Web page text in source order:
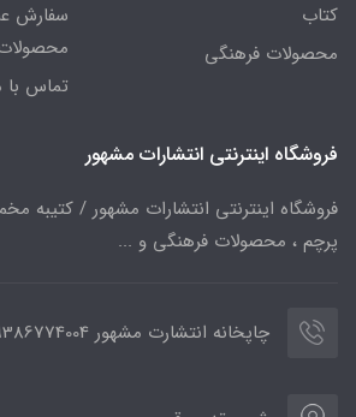
کتاب
محصولات فرهنگی
سفارش
تماس با
فروشگاه اینترنتی انتشارات مشهور
فروشگاه اینترنتی انتشارات مشهور / کتیبه
پرچم ، محصولات فرهنگی و ...
چاپخانه انتشارت مشهور 09386774004